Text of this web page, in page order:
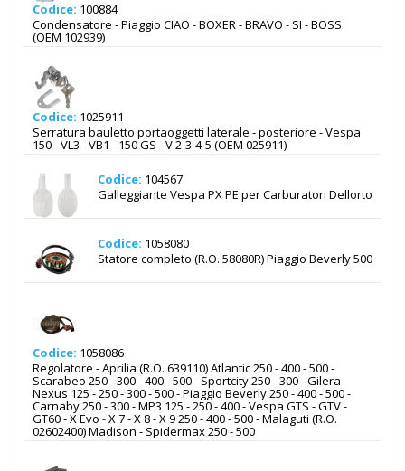
Codice: 100884
Condensatore - Piaggio CIAO - BOXER - BRAVO - SI - BOSS
(OEM 102939)
Codice: 1025911
Serratura bauletto portaoggetti laterale - posteriore - Vespa
150 - VL3 - VB1 - 150 GS - V 2-3-4-5 (OEM 025911)
Codice: 104567
Galleggiante Vespa PX PE per Carburatori Dellorto
Codice: 1058080
Statore completo (R.O. 58080R) Piaggio Beverly 500
Codice: 1058086
Regolatore - Aprilia (R.O. 639110) Atlantic 250 - 400 - 500 -
Scarabeo 250 - 300 - 400 - 500 - Sportcity 250 - 300 - Gilera
Nexus 125 - 250 - 300 - 500 - Piaggio Beverly 250 - 400 - 500 -
Carnaby 250 - 300 - MP3 125 - 250 - 400 - Vespa GTS - GTV -
GT60 - X Evo - X 7 - X 8 - X 9 250 - 400 - 500 - Malaguti (R.O.
02602400) Madison - Spidermax 250 - 500